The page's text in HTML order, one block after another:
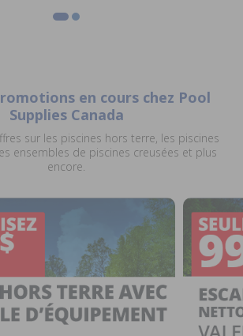
en cours chez Pool
Supplies Canada
sur les piscines hors terre, les piscines
ensembles de piscines creusées et plus
encore.